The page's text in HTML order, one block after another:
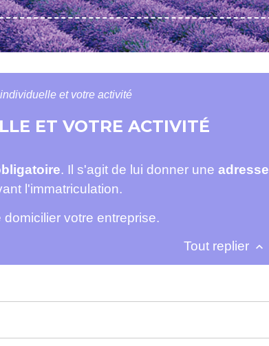
et votre activité
ET VOTRE ACTIVITÉ
. Il s'agit de lui donner une adresse
l'immatriculation.
domicilier votre entreprise.
Tout replier keyboard_arrow_up